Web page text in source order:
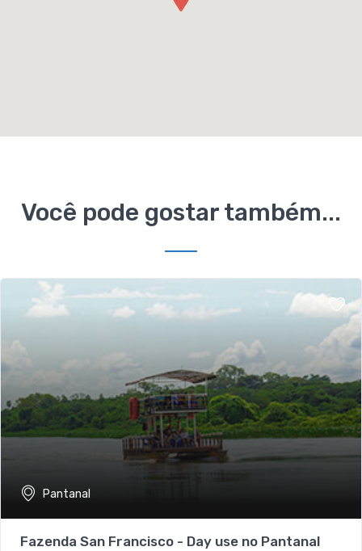
Você pode gostar também...
Pantanal
Fazenda San Francisco - Day use no Pantanal